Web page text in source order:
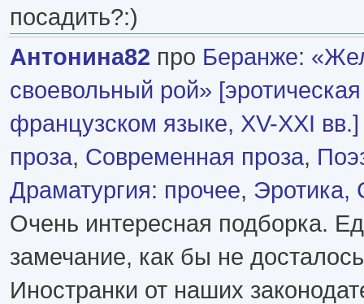
посадить?:)
Антонина82 про Беранже:
своевольный рой»
французском языке, XV-XXI вв.]
проза, Современная проза,
Драматургия: прочее, Эротика,
Очень интересная подборка.
замечание, как бы не
Иностранки от наших